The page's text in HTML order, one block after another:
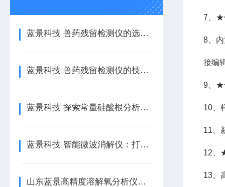
蓝景科技 兽药残留检测仪的选购指南与资质要求
蓝景科技 兽药残留检测仪的技术亮点全面解析
蓝景科技 探索常量硅酸根分析仪：科技助力工业水质监测
蓝景科技 智能微波消解仪：打造高效、安全的样品前处理新体验
山东蓝景高精度溶解氧分析仪的工作原理
7、★
8、
接编
9、★
10、
11、
12、
13、